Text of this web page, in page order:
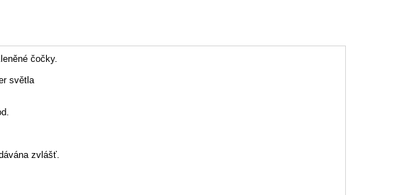
čočky.
světla
zvlášť.